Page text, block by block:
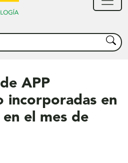
Buscar
APP
incorporadas en
el mes de